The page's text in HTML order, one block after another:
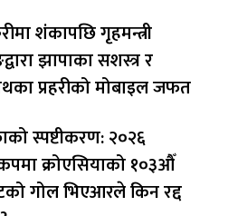
शंकापछि गृहमन्त्री
झापाका सशस्त्र र
प्रहरीको मोबाइल जफत
स्पष्टीकरण: २०२६
क्रोएसियाको १०३औँ
गोल भिएआरले किन रद्द